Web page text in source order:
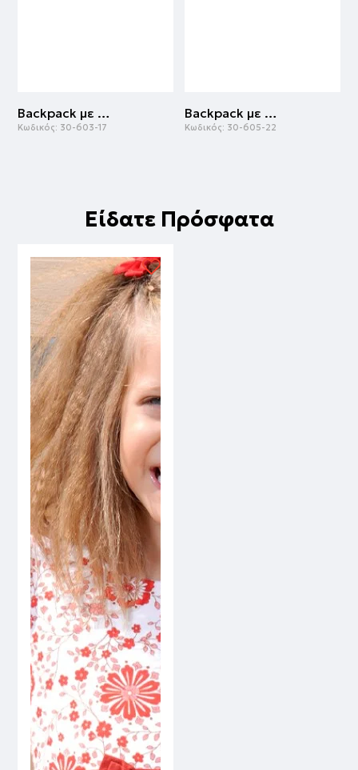
Backpack με pop it | ΡΟΖ
Κωδικός: 30-603-17
Backpack με γκλίτερ | ΛΕΥΚΟ
Κωδικός: 30-605-22
Είδατε Πρόσφατα